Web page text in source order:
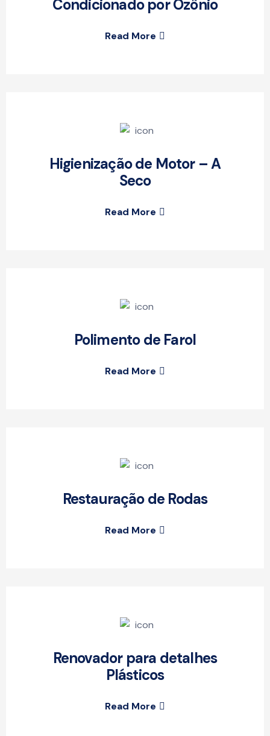
Condicionado por Ozônio
Read More
Higienização de Motor – A
Seco
Read More
Polimento de Farol
Read More
Restauração de Rodas
Read More
Renovador para detalhes
Plásticos
Read More